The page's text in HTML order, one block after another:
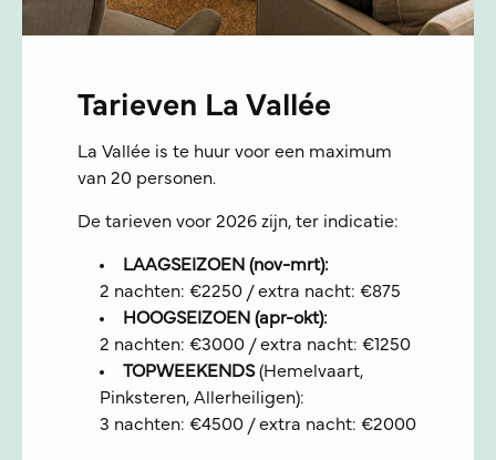
Tarieven La Vallée
La Vallée is te huur voor een maximum
van 20 personen.
De tarieven voor 2026 zijn, ter indicatie:
LAAGSEIZOEN (nov-mrt):
2 nachten: €2250 / extra nacht: €875
HOOGSEIZOEN (apr-okt):
2 nachten: €3000 / extra nacht: €1250
TOPWEEKENDS(Hemelvaart,
Pinksteren, Allerheiligen):
3 nachten: €4500 / extra nacht: €2000